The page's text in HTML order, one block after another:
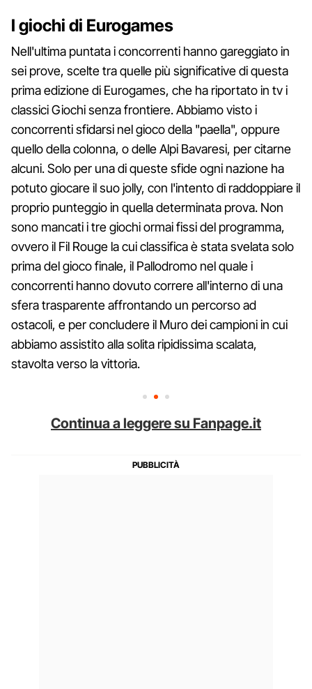
I giochi di Eurogames
Nell'ultima puntata i concorrenti hanno gareggiato in
sei prove, scelte tra quelle più significative di questa
prima edizione di Eurogames, che ha riportato in tv i
classici Giochi senza frontiere. Abbiamo visto i
concorrenti sfidarsi nel gioco della "paella", oppure
quello della colonna, o delle Alpi Bavaresi, per citarne
alcuni. Solo per una di queste sfide ogni nazione ha
potuto giocare il suo jolly, con l'intento di raddoppiare il
proprio punteggio in quella determinata prova. Non
sono mancati i tre giochi ormai fissi del programma,
ovvero il Fil Rouge la cui classifica è stata svelata solo
prima del gioco finale, il Pallodromo nel quale i
concorrenti hanno dovuto correre all'interno di una
sfera trasparente affrontando un percorso ad
ostacoli, e per concludere il Muro dei campioni in cui
abbiamo assistito alla solita ripidissima scalata,
stavolta verso la vittoria.
Continua a leggere su Fanpage.it